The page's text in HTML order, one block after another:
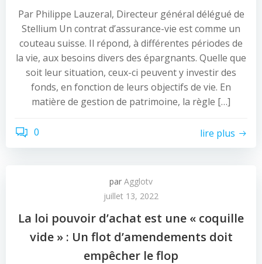
Par Philippe Lauzeral, Directeur général délégué de
Stellium Un contrat d’assurance-vie est comme un
couteau suisse. Il répond, à différentes périodes de
la vie, aux besoins divers des épargnants. Quelle que
soit leur situation, ceux-ci peuvent y investir des
fonds, en fonction de leurs objectifs de vie. En
matière de gestion de patrimoine, la règle […]
0 lire plus
par Agglotv
juillet 13, 2022
La loi pouvoir d’achat est une « coquille
vide » : Un flot d’amendements doit
empêcher le flop